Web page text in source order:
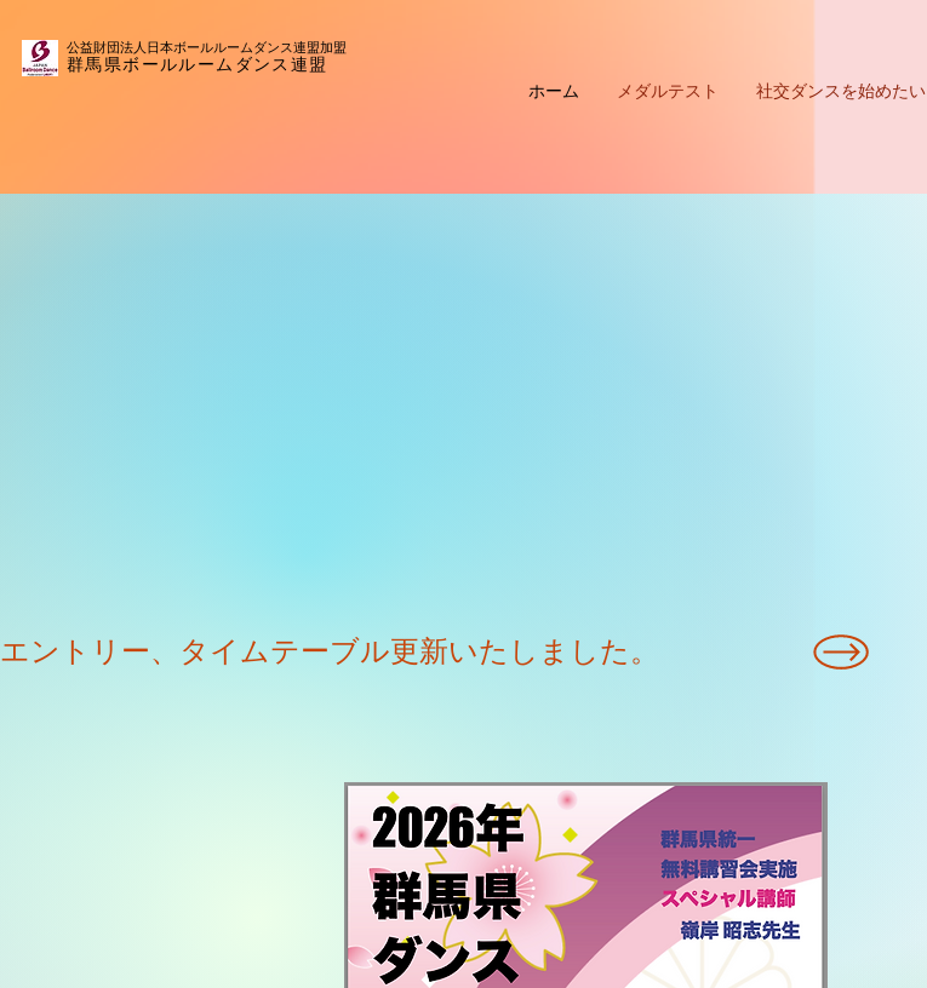
公益財団法人日本ボールルームダンス連盟​加盟
群馬県ボールルームダンス連盟
ホーム
メダルテスト 社交ダンスを始めたい
エントリー、タイムテーブル更新いたしました。